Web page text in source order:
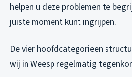
helpen u deze problemen te
juiste moment kunt ingrijpen.
De vier hoofdcategorieen
wij in Weesp regelmatig